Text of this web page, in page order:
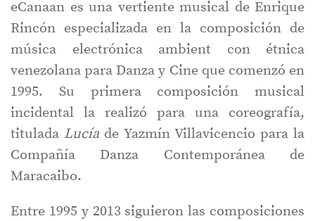
eCanaan es una vertiente musical de Enrique
Rincón especializada en la composición de
música electrónica ambient con étnica
venezolana para Danza y Cine que comenzó en
1995. Su primera composición musical
incidental la realizó para una coreografía,
titulada Lucía de Yazmín Villavicencio para la
Compañía Danza Contemporánea de
Maracaibo.
Entre 1995 y 2013 siguieron las composiciones